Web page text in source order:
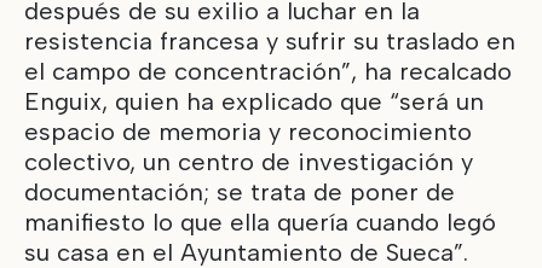
después de su exilio a luchar en la
resistencia francesa y sufrir su traslado en
el campo de concentración”, ha recalcado
Enguix, quien ha explicado que “será un
espacio de memoria y reconocimiento
colectivo, un centro de investigación y
documentación; se trata de poner de
manifiesto lo que ella quería cuando legó
su casa en el Ayuntamiento de Sueca”.